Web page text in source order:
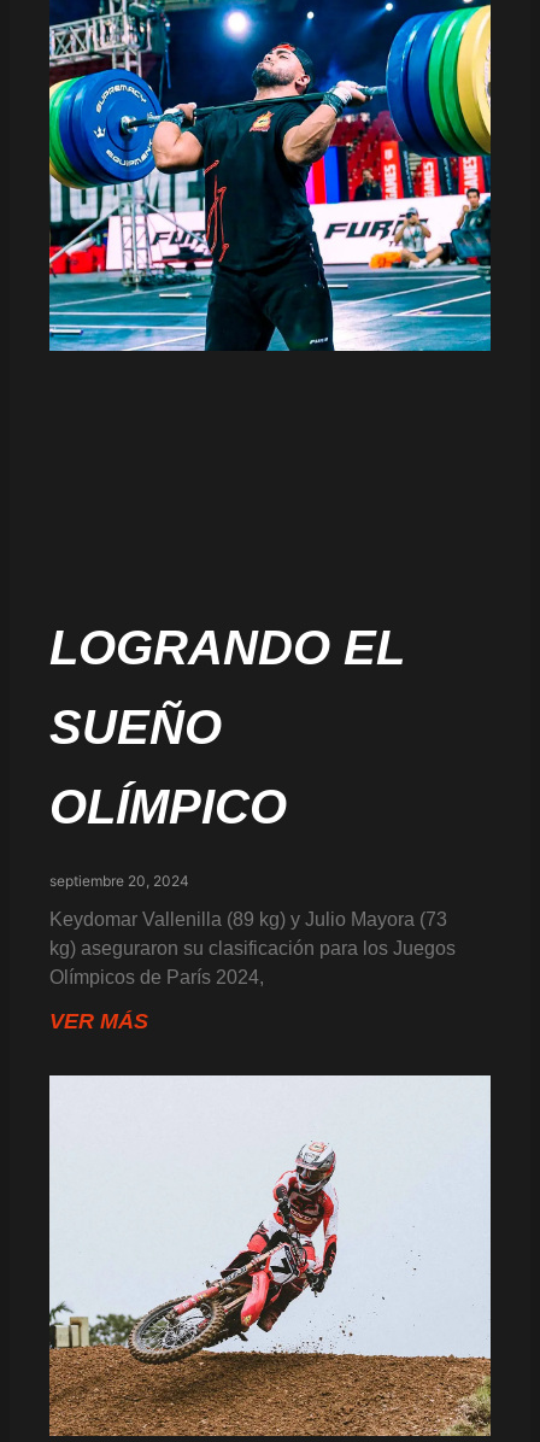
LOGRANDO EL
SUEÑO
OLÍMPICO
septiembre 20, 2024
Keydomar Vallenilla (89 kg) y Julio Mayora (73
kg) aseguraron su clasificación para los Juegos
Olímpicos de París 2024,
VER MÁS